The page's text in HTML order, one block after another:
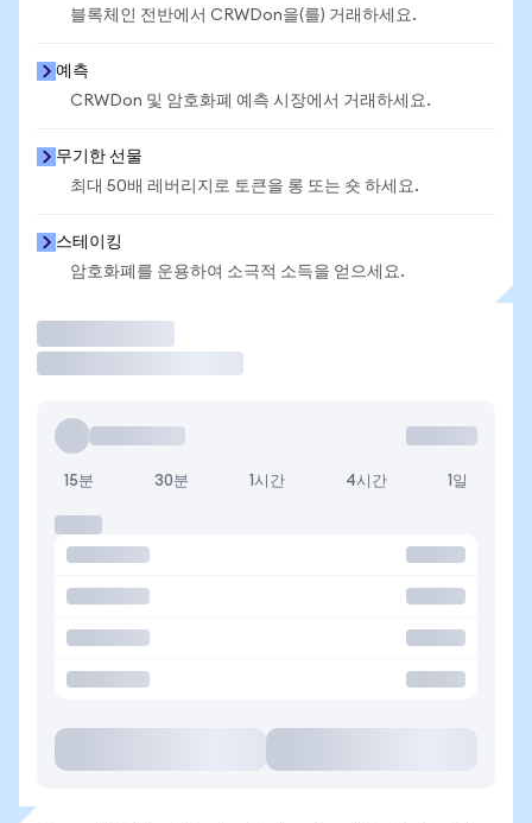
블록체인 전반에서 CRWDon을(를) 거래하세요.
예측
CRWDon 및 암호화폐 예측 시장에서 거래하세요.
무기한 선물
최대 50배 레버리지로 토큰을 롱 또는 숏 하세요.
스테이킹
암호화폐를 운용하여 소극적 소득을 얻으세요.
15분 30분 1시간 4시간 1일